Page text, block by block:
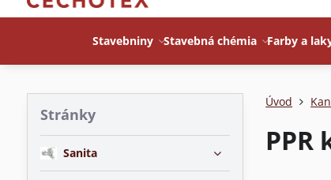
Stavebniny Stavebná chémia Farby a
Úvod
PPR
Stránky
Sanita